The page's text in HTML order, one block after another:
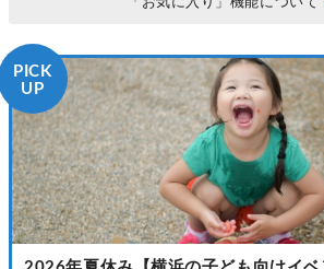
「お気に入り」機能について
PICK
UP